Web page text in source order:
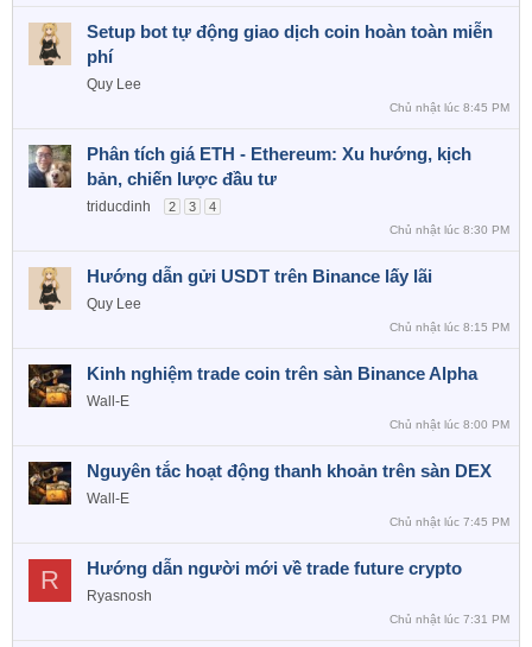
Setup bot tự động giao dịch coin hoàn toàn miễn
phí
Quy Lee
Chủ nhật lúc 8:45 PM
Phân tích giá ETH - Ethereum: Xu hướng, kịch
bản, chiến lược đầu tư
triducdinh 2 3 4
Chủ nhật lúc 8:30 PM
Hướng dẫn gửi USDT trên Binance lấy lãi
Quy Lee
Chủ nhật lúc 8:15 PM
Kinh nghiệm trade coin trên sàn Binance Alpha
Wall-E
Chủ nhật lúc 8:00 PM
Nguyên tắc hoạt động thanh khoản trên sàn DEX
Wall-E
Chủ nhật lúc 7:45 PM
R Hướng dẫn người mới về trade future crypto
Ryasnosh
Chủ nhật lúc 7:31 PM